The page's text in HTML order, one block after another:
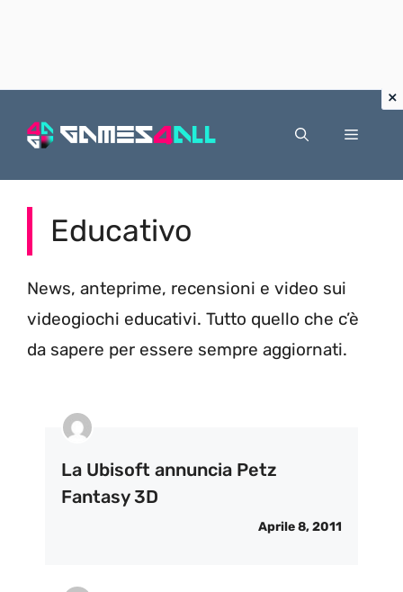
Menu
Educativo
News, anteprime, recensioni e video sui
videogiochi educativi. Tutto quello che c’è
da sapere per essere sempre aggiornati.
La Ubisoft annuncia Petz
Fantasy 3D
Aprile 8, 2011